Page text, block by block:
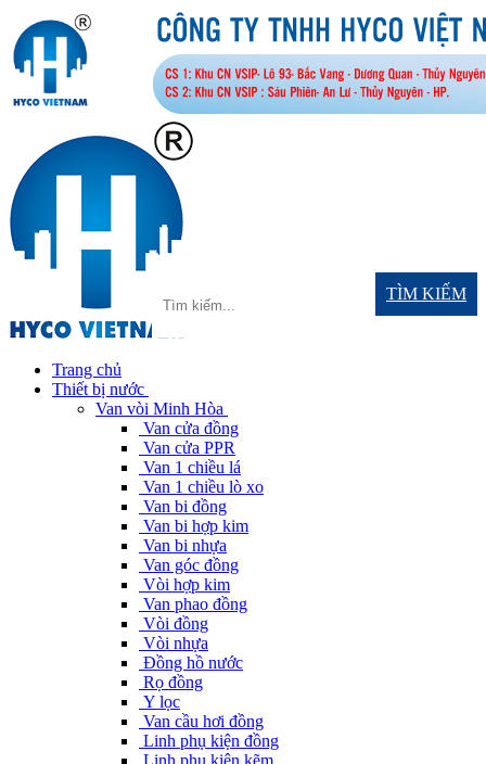
TÌM KIẾM
Trang chủ
Thiết bị nước
Van vòi Minh Hòa
Van cửa đồng
Van cửa PPR
Van 1 chiều lá
Van 1 chiều lò xo
Van bi đồng
Van bi hợp kim
Van bi nhựa
Van góc đồng
Vòi hợp kim
Van phao đồng
Vòi đồng
Vòi nhựa
Đồng hồ nước
Rọ đồng
Y lọc
Van cầu hơi đồng
Linh phụ kiện đồng
Linh phụ kiện kẽm